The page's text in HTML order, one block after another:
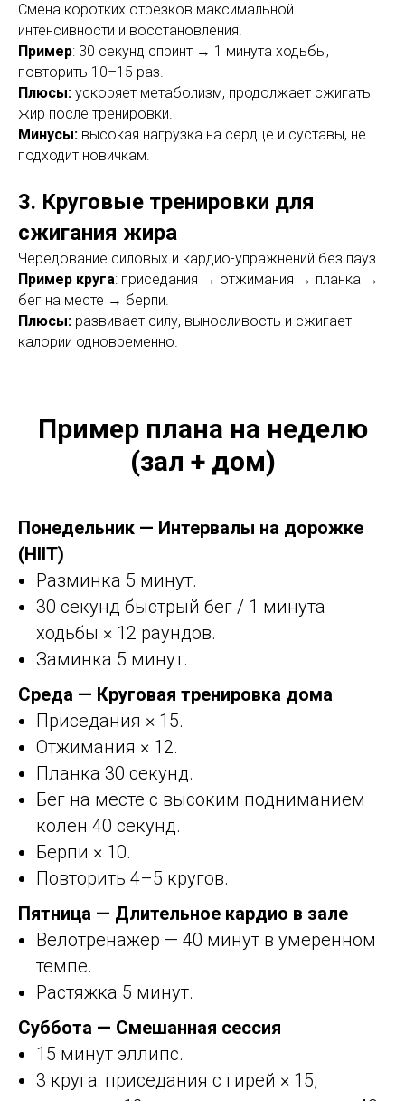
Смена коротких отрезков максимальной
интенсивности и восстановления.
Пример: 30 секунд спринт → 1 минута ходьбы,
повторить 10–15 раз.
Плюсы: ускоряет метаболизм, продолжает сжигать
жир после тренировки.
Минусы: высокая нагрузка на сердце и суставы, не
подходит новичкам.
3. Круговые тренировки для
сжигания жира
Чередование силовых и кардио-упражнений без пауз.
Пример круга: приседания → отжимания → планка →
бег на месте → берпи.
Плюсы: развивает силу, выносливость и сжигает
калории одновременно.
Пример плана на неделю
(зал + дом)
Понедельник — Интервалы на дорожке
(HIIT)
Разминка 5 минут.
30 секунд быстрый бег / 1 минута
ходьбы × 12 раундов.
Заминка 5 минут.
Среда — Круговая тренировка дома
Приседания × 15.
Отжимания × 12.
Планка 30 секунд.
Бег на месте с высоким подниманием
колен 40 секунд.
Берпи × 10.
Повторить 4–5 кругов.
Пятница — Длительное кардио в зале
Велотренажёр — 40 минут в умеренном
темпе.
Растяжка 5 минут.
Суббота — Смешанная сессия
15 минут эллипс.
3 круга: приседания с гирей × 15,